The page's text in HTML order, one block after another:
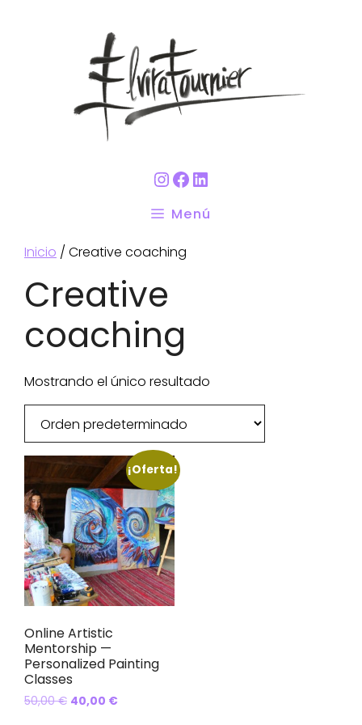
Instagram
Facebook
LinkedIn
Menú
Inicio / Creative coaching
Creative
coaching
Mostrando el único resultado
¡Oferta!
Online Artistic
Mentorship —
Personalized Painting
Classes
50,00€ El
40,00 €